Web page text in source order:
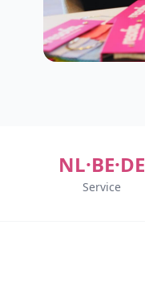
NL·BE·DE
Service